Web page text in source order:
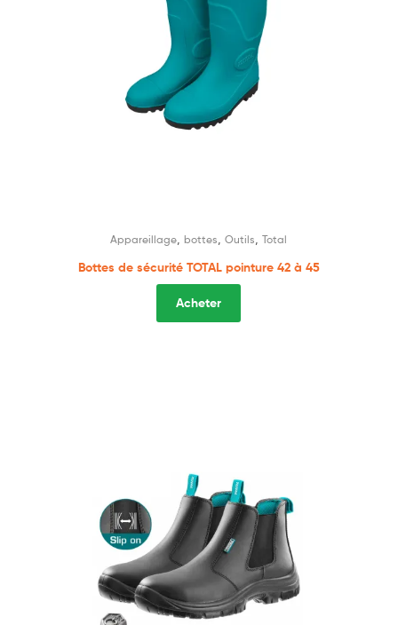
Appareillage bottes Outils Total
Bottes de sécurité TOTAL pointure 42 à 45
Acheter